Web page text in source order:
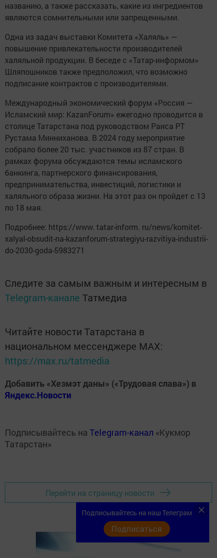
названию, а также рассказать, какие из ингредиентов
являются сомнительными или запрещенными.
Одна из задач выставки Комитета «Халяль» —
повышение привлекательности производителей
халяльной продукции. В беседе с «Татар-информом»
Шляпошников также предположил, что возможно
подписание контрактов с производителями.
Международный экономический форум «Россия —
Исламский мир: KazanForum» ежегодно проводится в
столице Татарстана под руководством Раиса РТ
Рустама Минниханова. В 2024 году мероприятие
собрало более 20 тыс. участников из 87 стран. В
рамках форума обсуждаются темы исламского
банкинга, партнерского финансирования,
предпринимательства, инвестиций, логистики и
халяльного образа жизни. На этот раз он пройдет с 13
по 18 мая.
Подробнее: https://www. tatar-inform. ru/news/komitet-
xalyal-obsudit-na-kazanforum-strategiyu-razvitiya-industrii-
do-2030-goda-5983271
Следите за самым важным и интересным в
Telegram-канале Татмедиа
Читайте новости Татарстана в
национальном мессенджере MАХ:
https://max.ru/tatmedia
Добавить «Хезмэт даны» («Трудовая слава») в
Яндекс.Новости
Подписывайтесь на Telegram-канал «Кукмор
Татарстан»
Перейти на страницу новости
Подписывайтесь на наш Телеграм
Подписаться